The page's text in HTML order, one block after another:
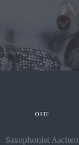
ORTE
Saxophonist Aachen